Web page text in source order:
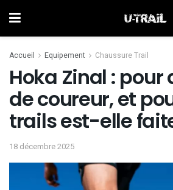
Accueil Equipement Chaussure Trail
Hoka Zinal : pour
de coureur, et
trails est-elle
18 décembre 2025